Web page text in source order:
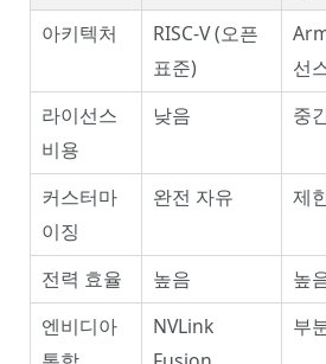
아키텍처
RISC-V (오픈
표준)
선
라이선스
비용
낮음 중
커스터마
이징
완전 자유 제
전력 효율 높음 높
엔비디아
NVLink
부